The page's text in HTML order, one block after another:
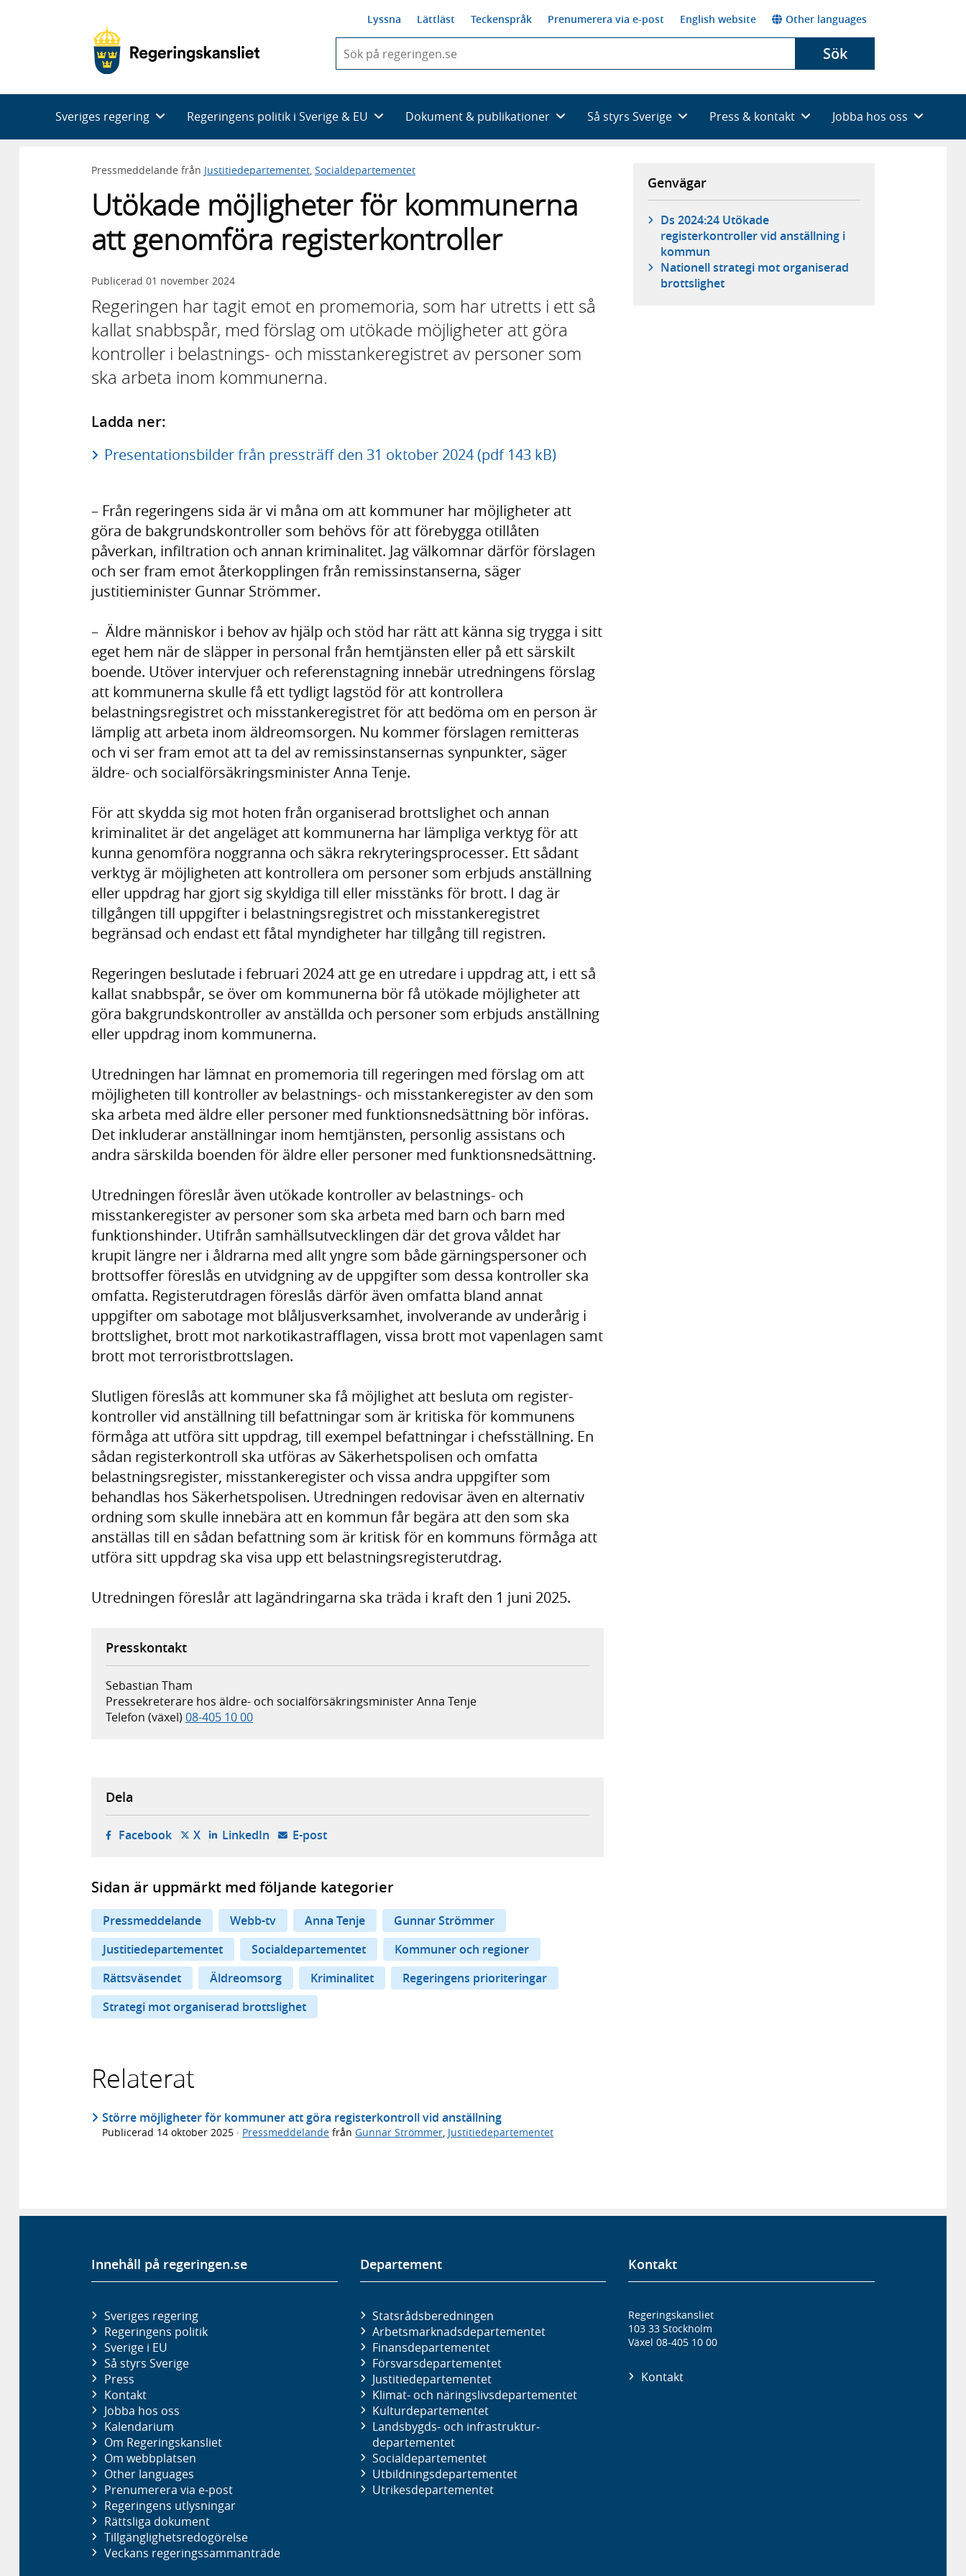
Lyssna Lättläst Teckenspråk Prenumerera via e-post English website Other languages
du
skriva
framträder
en
med
Sök
Sveriges regering Regeringens politik i Sverige & EU Dokument & publikationer Så styrs Sverige Press & kontakt Jobba hos oss
Pressmeddelande från Justitiedepartementet Socialdepartementet
Utökade möjligheter för kommunerna
att genomföra registerkontroller
Publicerad 01 november 2024
Regeringen har tagit emot en promemoria, som har utretts i ett så
kallat snabbspår, med förslag om utökade möjligheter att göra
kontroller i belastnings- och misstankeregistret av personer som
ska arbeta inom kommunerna.
Ladda ner:
Presentationsbilder från pressträff den 31 oktober 2024 (pdf 143 kB)
– Från regeringens sida är vi måna om att kommuner har möjligheter att
göra de bakgrundskontroller som behövs för att förebygga otillåten
påverkan, infiltration och annan kriminalitet. Jag välkomnar därför förslagen
och ser fram emot återkopplingen från remissinstanserna, säger
justitieminister Gunnar Strömmer.
– Äldre människor i behov av hjälp och stöd har rätt att känna sig trygga i sitt
eget hem när de släpper in personal från hemtjänsten eller på ett särskilt
boende. Utöver intervjuer och referenstagning innebär utredningens förslag
att kommunerna skulle få ett tydligt lagstöd för att kontrollera
belastningsregistret och misstankeregistret för att bedöma om en person är
lämplig att arbeta inom äldreomsorgen. Nu kommer förslagen remitteras
och vi ser fram emot att ta del av remissinstansernas synpunkter, säger
äldre- och socialförsäkringsminister Anna Tenje.
För att skydda sig mot hoten från organiserad brottslighet och annan
kriminalitet är det angeläget att kommunerna har lämpliga verktyg för att
kunna genomföra noggranna och säkra rekryteringsprocesser. Ett sådant
verktyg är möjligheten att kontrollera om personer som erbjuds anställning
eller uppdrag har gjort sig skyldiga till eller misstänks för brott. I dag är
tillgången till uppgifter i belastningsregistret och misstankeregistret
begränsad och endast ett fåtal myndigheter har tillgång till registren.
Regeringen beslutade i februari 2024 att ge en utredare i uppdrag att, i ett så
kallat snabbspår, se över om kommunerna bör få utökade möjligheter att
göra bakgrundskontroller av anställda och personer som erbjuds anställning
eller uppdrag inom kommunerna.
Utredningen har lämnat en promemoria till regeringen med förslag om att
möjligheten till kontroller av belastnings- och misstankeregister av den som
ska arbeta med äldre eller personer med funktionsnedsättning bör införas.
Det inkluderar anställningar inom hemtjänsten, personlig assistans och
andra särskilda boenden för äldre eller personer med funktionsnedsättning.
Utredningen föreslår även utökade kontroller av belastnings- och
misstankeregister av personer som ska arbeta med barn och barn med
funktionshinder. Utifrån samhällsutvecklingen där det grova våldet har
krupit längre ner i åldrarna med allt yngre som både gärningspersoner och
brottsoffer föreslås en utvidgning av de uppgifter som dessa kontroller ska
omfatta. Registerutdragen föreslås därför även omfatta bland annat
uppgifter om sabotage mot blåljusverksamhet, involverande av underårig i
brottslighet, brott mot narkotikastrafflagen, vissa brott mot vapenlagen samt
brott mot terroristbrottslagen.
Slutligen föreslås att kommuner ska få möjlighet att besluta om register-
kontroller vid anställning till befattningar som är kritiska för kommunens
förmåga att utföra sitt uppdrag, till exempel befattningar i chefsställning. En
sådan registerkontroll ska utföras av Säkerhetspolisen och omfatta
belastningsregister, misstankeregister och vissa andra uppgifter som
behandlas hos Säkerhetspolisen. Utredningen redovisar även en alternativ
ordning som skulle innebära att en kommun får begära att den som ska
anställas till en sådan befattning som är kritisk för en kommuns förmåga att
utföra sitt uppdrag ska visa upp ett belastningsregisterutdrag.
Utredningen föreslår att lagändringarna ska träda i kraft den 1 juni 2025.
Presskontakt
Sebastian Tham
Pressekreterare hos äldre- och socialförsäkringsminister Anna Tenje
Telefon (växel) 08-405 10 00
Genvägar
Ds 2024:24 Utökade
registerkontroller vid anställning i
kommun
Nationell strategi mot organiserad
brottslighet
Dela
Facebook- öppnas i ny flik, extern webbplats,
X- öppnas i ny flik, extern webbplats,
LinkedIn- öppnas i ny flik, extern webbplats,
E-post- öppnar din e-postklient,
Sidan är uppmärkt med följande kategorier
Pressmeddelande Webb-tv Anna Tenje
Gunnar Strömmer
Justitiedepartementet
Socialdepartementet
Kommuner och regioner
Rättsväsendet
Äldreomsorg Kriminalitet
Regeringens prioriteringar
Strategi mot organiserad brottslighet
Relaterat
Större möjligheter för kommuner att göra registerkontroll vid anställning
Publicerad 14 oktober 2025 · Pressmeddelande från Gunnar Strömmer Justitiedepartementet
Innehåll på regeringen.se
Sveriges regering
Regeringens politik
Sverige i EU
Så styrs Sverige
Press
Kontakt
Jobba hos oss
Kalendarium
Om Regeringskansliet
Om webbplatsen
Other languages
Prenumerera via e-post
Regeringens utlysningar
Rättsliga dokument
Tillgänglighetsredogörelse
Veckans regeringssammanträde
Departement
Statsrådsberedningen
Arbetsmarknads­departementet
Finans­departementet
Försvars­departementet
Justitie­departementet
Klimat- och näringslivs­departementet
Kultur­departementet
Landsbygds- och infrastruktur­
departementet
Social­departementet
Utbildnings­departementet
Utrikes­departementet
Kontakt
Regeringskansliet
103 33 Stockholm
Växel 08-405 10 00
Kontakt